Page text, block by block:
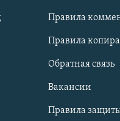
Правила
Правила
Обратная связь
Вакансии
Правила